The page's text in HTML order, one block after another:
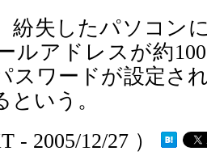
紛失したパソコン
ルアドレスが約
スワードが設定さ
いう。
- 2005/12/27 ）